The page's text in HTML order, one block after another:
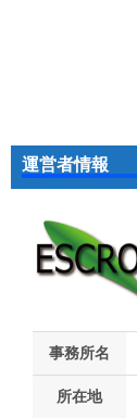
運営者情報
事務所名
所在地